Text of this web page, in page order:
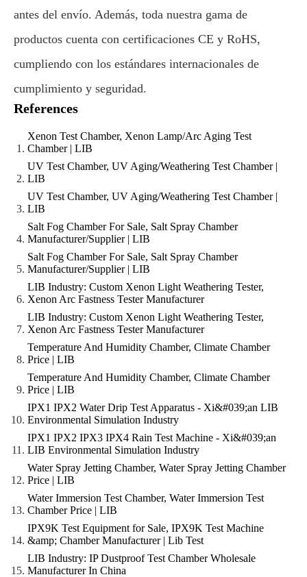
antes del envío. Además, toda nuestra gama de
productos cuenta con certificaciones CE y RoHS,
cumpliendo con los estándares internacionales de
cumplimiento y seguridad.
References
Xenon Test Chamber, Xenon Lamp/Arc Aging Test
Chamber | LIB
UV Test Chamber, UV Aging/Weathering Test Chamber |
LIB
UV Test Chamber, UV Aging/Weathering Test Chamber |
LIB
Salt Fog Chamber For Sale, Salt Spray Chamber
Manufacturer/Supplier | LIB
Salt Fog Chamber For Sale, Salt Spray Chamber
Manufacturer/Supplier | LIB
LIB Industry: Custom Xenon Light Weathering Tester,
Xenon Arc Fastness Tester Manufacturer
LIB Industry: Custom Xenon Light Weathering Tester,
Xenon Arc Fastness Tester Manufacturer
Temperature And Humidity Chamber, Climate Chamber
Price | LIB
Temperature And Humidity Chamber, Climate Chamber
Price | LIB
IPX1 IPX2 Water Drip Test Apparatus - Xi&#039;an LIB
Environmental Simulation Industry
IPX1 IPX2 IPX3 IPX4 Rain Test Machine - Xi&#039;an
LIB Environmental Simulation Industry
Water Spray Jetting Chamber, Water Spray Jetting Chamber
Price | LIB
Water Immersion Test Chamber, Water Immersion Test
Chamber Price | LIB
IPX9K Test Equipment for Sale, IPX9K Test Machine
&amp; Chamber Manufacturer | Lib Test
LIB Industry: IP Dustproof Test Chamber Wholesale
Manufacturer In China